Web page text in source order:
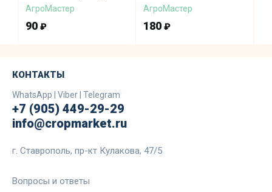
АгроМастер
90 ₽
АгроМастер
180 ₽
КОНТАКТЫ
WhatsApp | Viber | Telegram
+7 (905) 449-29-29
info@cropmarket.ru
г. Ставрополь, пр-кт Кулакова, 47/5
Вопросы и ответы